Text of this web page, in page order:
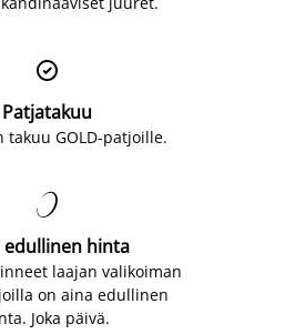

Patjatakuu
takuu GOLD-patjoille.

edullinen hinta
laajan valikoiman
on aina edullinen
Joka päivä.